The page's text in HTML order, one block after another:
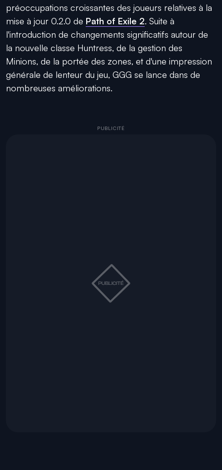
préoccupations croissantes des joueurs relatives à la
mise à jour 0.2.0 de Path of Exile 2. Suite à
l'introduction de changements significatifs autour de
la nouvelle classe Huntress, de la gestion des
Minions, de la portée des zones, et d'une impression
générale de lenteur du jeu, GGG se lance dans de
nombreuses améliorations.